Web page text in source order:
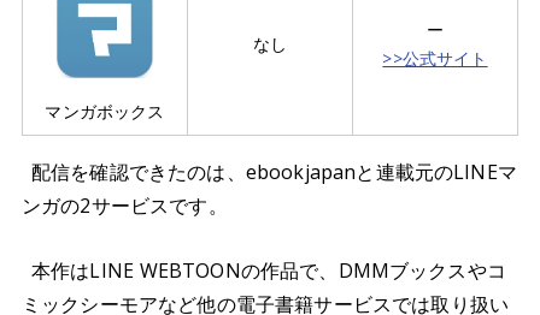
マンガボックス
なし
ー
>>公式サイト
配信を確認できたのは、ebookjapanと連載元のLINEマ
ンガの2サービスです。
本作はLINE WEBTOONの作品で、DMMブックスやコ
ミックシーモアなど他の電子書籍サービスでは取り扱い